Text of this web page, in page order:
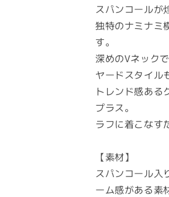
スパンコールが
独特のナミナミ
す。
深めのVネック
ヤードスタイル
トレンド感ある
プラス。
ラフに着こなす
【素材】
スパンコール入
ーム感がある素